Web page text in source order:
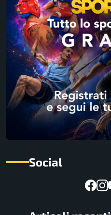
Social